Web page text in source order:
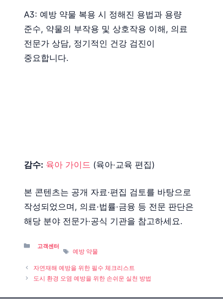
A3: 예방 약물 복용 시 정해진 용법과 용량
준수, 약물의 부작용 및 상호작용 이해, 의료
전문가 상담, 정기적인 건강 검진이
중요합니다.
감수: 육아 가이드 (육아·교육 편집)
본 콘텐츠는 공개 자료·편집 검토를 바탕으로
작성되었으며, 의료·법률·금융 등 전문 판단은
해당 분야 전문가·공식 기관을 참고하세요.
Categories
고객센터
Tags
예방 약물
자연재해 예방을 위한 필수 체크리스트
도시 환경 오염 예방을 위한 손쉬운 실천 방법